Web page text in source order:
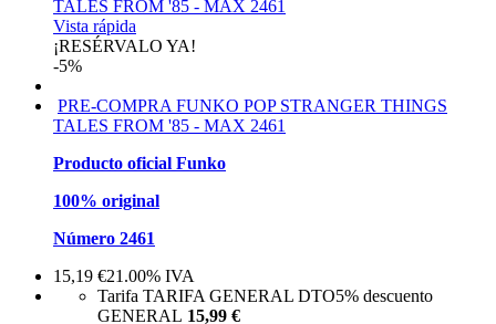
Vista rápida
¡RESÉRVALO YA!
-5%
PRE-COMPRA FUNKO POP STRANGER THINGS
TALES FROM '85 - MAX 2461
Producto oficial Funko
100% original
Número 2461
15,19 €21.00% IVA
Tarifa TARIFA GENERAL DTO5% descuento
GENERAL 15,99 €